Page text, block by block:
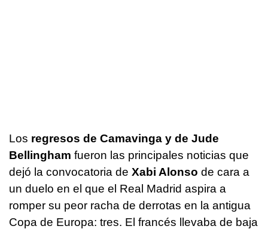
Los regresos de Camavinga y de Jude
Bellingham fueron las principales noticias que
dejó la convocatoria de Xabi Alonso de cara a
un duelo en el que el Real Madrid aspira a
romper su peor racha de derrotas en la antigua
Copa de Europa: tres. El francés llevaba de baja